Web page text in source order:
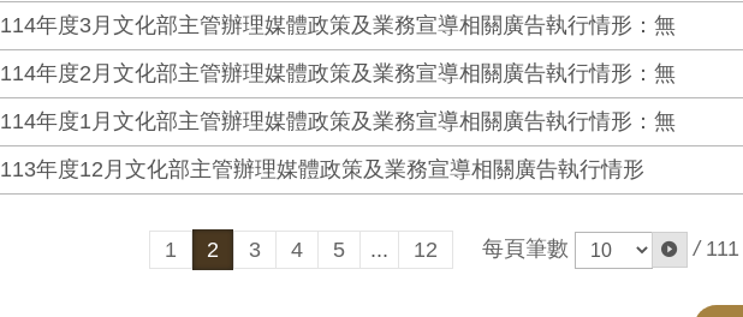
114年度3月文化部主管辦理媒體政策及業務宣導相關廣告執行情形：無
114年度2月文化部主管辦理媒體政策及業務宣導相關廣告執行情形：無
114年度1月文化部主管辦理媒體政策及業務宣導相關廣告執行情形：無
113年度12月文化部主管辦理媒體政策及業務宣導相關廣告執行情形
1 2 3 4 5 ... 12 每頁筆數 / 111